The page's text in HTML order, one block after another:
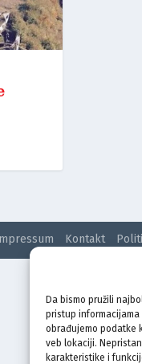
Da bismo pružili
pristup
obrađujemo podatke
veb lokaciji.
karakteristike i
Kontakt